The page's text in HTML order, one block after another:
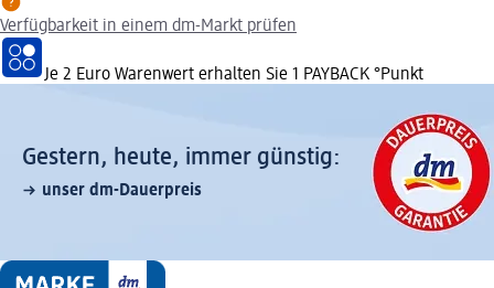
Verfügbarkeit in einem dm-Markt prüfen
Je 2 Euro Warenwert erhalten Sie 1 PAYBACK °Punkt
Gestern, heute, immer günstig:
unser dm-Dauerpreis